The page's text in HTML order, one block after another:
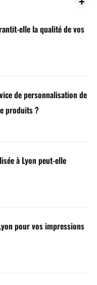
elle la qualité de vos
de personnalisation de
produits ?
à Lyon peut-elle
pour vos impressions